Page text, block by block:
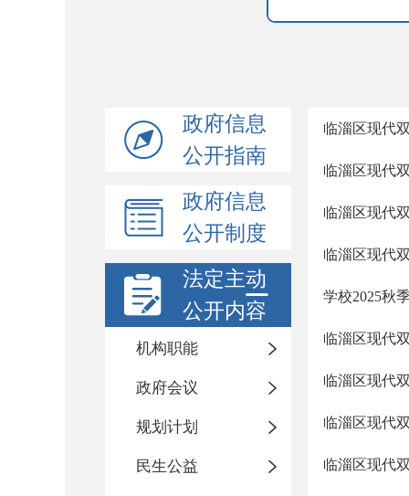
政府信息
公开指南
政府信息
公开制度
法定主动
公开内容
机构职能
政府会议
规划计划
民生公益
临淄区现代
临淄区现代
临淄区现代
临淄区现代
学校2025秋
临淄区现代
临淄区现代
临淄区现代
临淄区现代